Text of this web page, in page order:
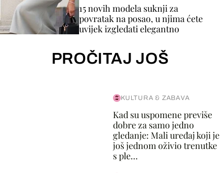
15 novih modela suknji za
povratak na posao, u njima ćete
uvijek izgledati elegantno
PROČITAJ JOŠ
KULTURA & ZABAVA
Kad su uspomene previše
dobre za samo jedno
gledanje: Mali uređaj koji je
još jednom oživio trenutke
s ple...